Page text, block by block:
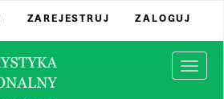
ZAREJESTRUJ ZALOGUJ